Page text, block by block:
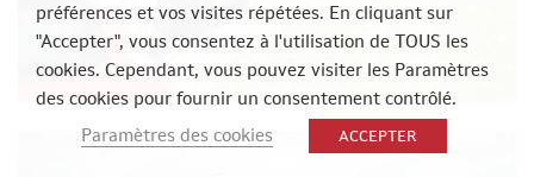
préférences et vos visites répétées. En cliquant sur
"Accepter", vous consentez à l'utilisation de TOUS les
cookies. Cependant, vous pouvez visiter les Paramètres
des cookies pour fournir un consentement contrôlé.
Paramètres des cookies
ACCEPTER